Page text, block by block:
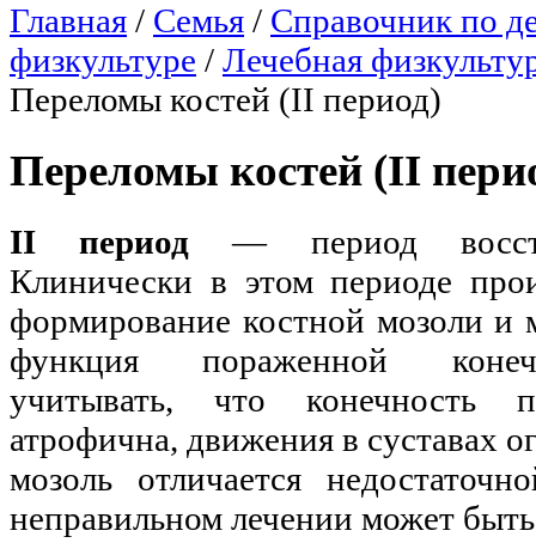
Главная / Семья / Справочник по
физкультуре / Лечебная
Переломы костей (II период)
Переломы костей (II
II период — период
Клинически в этом периоде
формирование костной мозоли и
функция пораженной
учитывать, что конечность
атрофична, движения в суставах
мозоль отличается
неправильном лечении может